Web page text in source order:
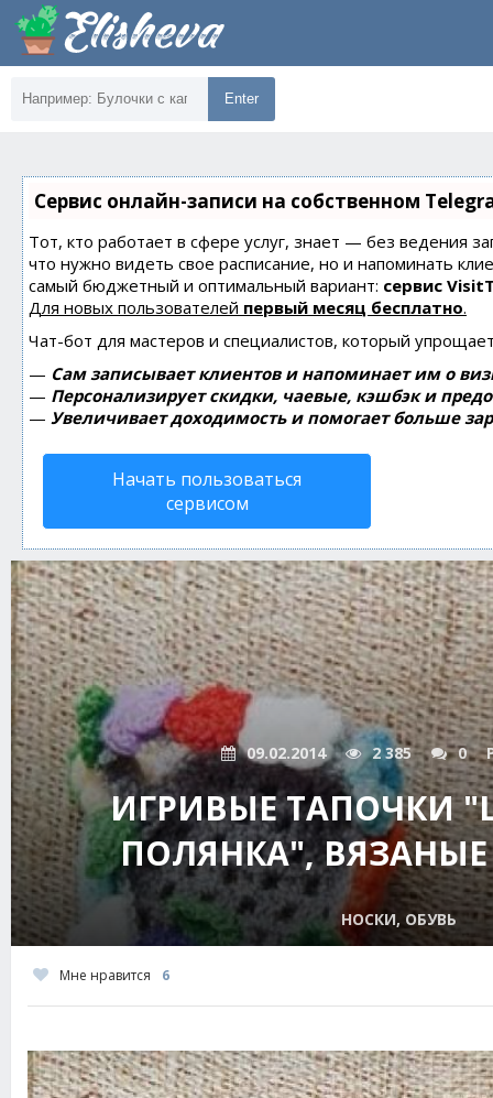
Enter
Сервис онлайн-записи на собственном
Тот, кто работает в сфере услуг, знает — без ведения
что нужно видеть свое расписание, но и напоминать
самый бюджетный и оптимальный вариант: сервис
Для новых пользователей первый месяц бесплатно.
Чат-бот для мастеров и специалистов, который
— Сам записывает клиентов и напоминает им о
— Персонализирует скидки, чаевые, кэшбэк и
— Увеличивает доходимость и помогает больше
Начать пользоваться
сервисом
09.02.2014 2 385 0
ИГРИВЫЕ ТАПОЧКИ
ПОЛЯНКА",
НОСКИ, ОБУВЬ
Мне нравится 6